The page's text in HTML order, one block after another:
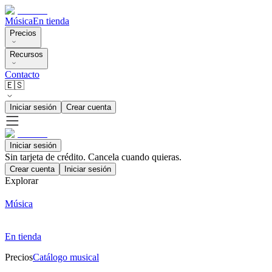
MúsicaEn tienda
Precios
Recursos
Contacto
🇪🇸
Iniciar sesión Crear cuenta
Iniciar sesión
Sin tarjeta de crédito. Cancela cuando quieras.
Crear cuenta Iniciar sesión
Explorar
Música
En tienda
PreciosCatálogo musical